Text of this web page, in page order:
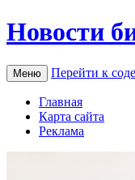
Новости
Меню Перейти к
Главная
Карта сайта
Реклама